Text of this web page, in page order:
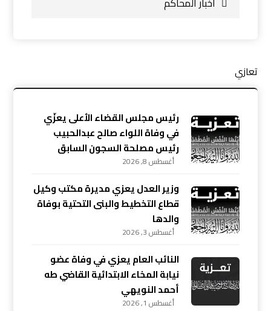
تعازي
رئيس مجلس القضاء الأعلى يعزّي
في وفاة اللواء صالح عبدالحبيب
رئيس مصلحة السجون السابق
أغسطس 8, 2026
وزير العدل يعزي مديرة مكتب وكيل
قطاع التخطيط والبنى التحتية بوفاة
والدها
أغسطس 3, 2026
النائب العام يعزي في وفاة عضو
نيابة المخاء الابتدائية القاضي طه
أحمد النويهي
أغسطس 1, 2026